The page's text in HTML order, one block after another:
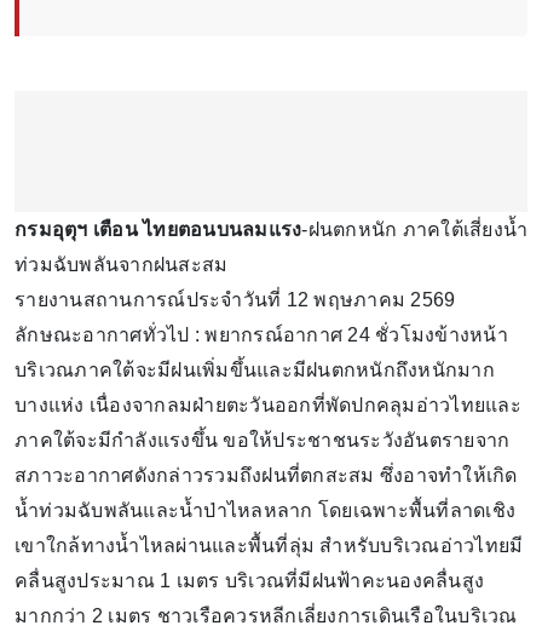
กรมอุตุฯ เตือน ไทยตอนบนลมแรง-ฝนตกหนัก ภาคใต้เสี่ยงน้ำ
ท่วมฉับพลันจากฝนสะสม
รายงานสถานการณ์ประจำวันที่ 12 พฤษภาคม 2569
ลักษณะอากาศทั่วไป : พยากรณ์อากาศ 24 ชั่วโมงข้างหน้า
บริเวณภาคใต้จะมีฝนเพิ่มขึ้นและมีฝนตกหนักถึงหนักมาก
บางแห่ง เนื่องจากลมฝ่ายตะวันออกที่พัดปกคลุมอ่าวไทยและ
ภาคใต้จะมีกำลังแรงขึ้น ขอให้ประชาชนระวังอันตรายจาก
สภาวะอากาศดังกล่าวรวมถึงฝนที่ตกสะสม ซึ่งอาจทำให้เกิด
น้ำท่วมฉับพลันและน้ำป่าไหลหลาก โดยเฉพาะพื้นที่ลาดเชิง
เขาใกล้ทางน้ำไหลผ่านและพื้นที่ลุ่ม สำหรับบริเวณอ่าวไทยมี
คลื่นสูงประมาณ 1 เมตร บริเวณที่มีฝนฟ้าคะนองคลื่นสูง
มากกว่า 2 เมตร ชาวเรือควรหลีกเลี่ยงการเดินเรือในบริเวณ